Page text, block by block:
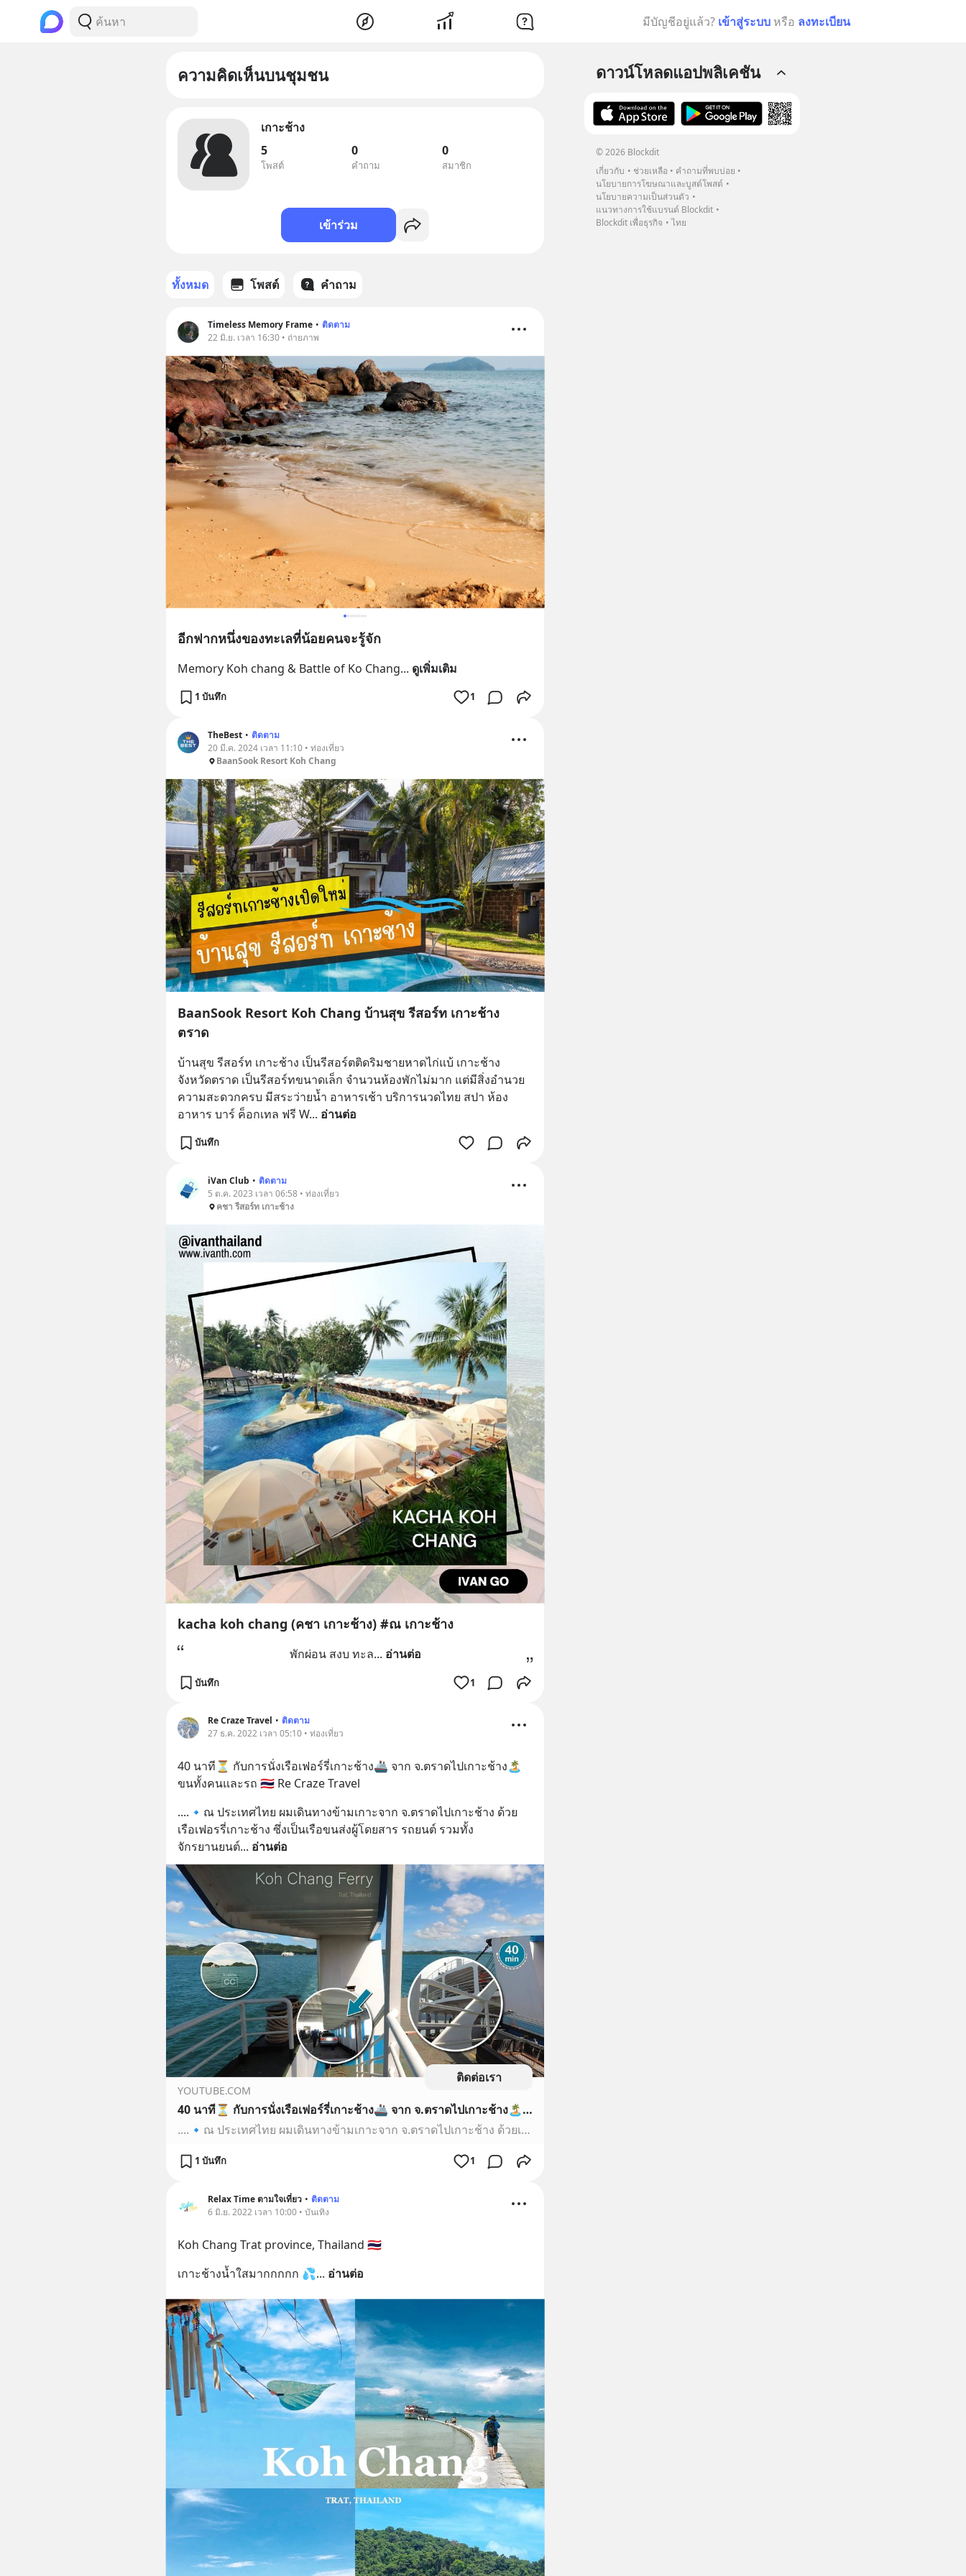
มีบัญชีอยู่แล้ว? เข้าสู่ระบบ หรือ ลงทะเบียน
ความคิดเห็นบนชุมชน
เกาะช้าง
5
โพสต์
0
คำถาม
0
สมาชิก
เข้าร่วม
ทั้งหมด โพสต์ คำถาม
Timeless Memory Frame • ติดตาม
22 มิ.ย. เวลา 16:30 • ถ่ายภาพ
อีกฟากหนึ่งของทะเลที่น้อยคนจะรู้จัก
Memory Koh chang & Battle of Ko Chang... ดูเพิ่มเติม
1 บันทึก 1
TheBest • ติดตาม
20 มี.ค. 2024 เวลา 11:10 • ท่องเที่ยว
BaanSook Resort Koh Chang
BaanSook Resort Koh Chang บ้านสุข รีสอร์ท เกาะช้าง
ตราด
บ้านสุข รีสอร์ท เกาะช้าง เป็นรีสอร์ตติดริมชายหาดไก่แบ้ เกาะช้าง
จังหวัดตราด เป็นรีสอร์ทขนาดเล็ก จำนวนห้องพักไม่มาก แต่มีสิ่งอำนวย
ความสะดวกครบ มีสระว่ายน้ำ อาหารเช้า บริการนวดไทย สปา ห้อง
อาหาร บาร์ ค็อกเทล ฟรี W... อ่านต่อ
บันทึก
iVan Club • ติดตาม
5 ต.ค. 2023 เวลา 06:58 • ท่องเที่ยว
คชา รีสอร์ท เกาะช้าง
kacha koh chang (คชา เกาะช้าง) #ณ เกาะช้าง
พักผ่อน สงบ ทะล... อ่านต่อ
บันทึก 1
Re Craze Travel • ติดตาม
27 ธ.ค. 2022 เวลา 05:10 • ท่องเที่ยว
40 นาที⏳ กับการนั่งเรือเฟอร์รี่เกาะช้าง🚢 จาก จ.ตราดไปเกาะช้าง🏝
ขนทั้งคนและรถ 🇹🇭 Re Craze Travel
....🔹ณ ประเทศไทย ผมเดินทางข้ามเกาะจาก จ.ตราดไปเกาะช้าง ด้วย
เรือเฟอรรี่เกาะช้าง ซึ่งเป็นเรือขนส่งผู้โดยสาร รถยนต์ รวมทั้ง
จักรยานยนต์... อ่านต่อ
ติดต่อเรา
YOUTUBE.COM
40 นาที⏳ กับการนั่งเรือเฟอร์รี่เกาะช้าง🚢 จาก จ.ตราดไปเกาะช้าง🏝 ขนทั้งคนและรถ 🇹🇭 Re Craze Travel
....🔹ณ ประเทศไทย ผมเดินทางข้ามเกาะจาก จ.ตราดไปเกาะช้าง ด้วยเรือเฟอรรี่เกาะช้าง ซึ่งเป็นเรือขนส่งผู้โดยสาร รถยนต์ รวมทั้งจักรยานยนต์....🔹วิวทะเลสวยมาก สำหรั...
1 บันทึก 1
Relax Time ตามใจเที่ยว • ติดตาม
6 มิ.ย. 2022 เวลา 10:00 • บันเทิง
Koh Chang Trat province, Thailand 🇹🇭
เกาะช้างน้ำใสมากกกกก 💦... อ่านต่อ
ดาวน์โหลดแอปพลิเคชัน
© 2026 Blockdit
เกี่ยวกับ
ช่วยเหลือ
คำถามที่พบบ่อย
นโยบายการโฆษณาและบูสต์โพสต์
นโยบายความเป็นส่วนตัว
แนวทางการใช้แบรนด์ Blockdit
Blockdit เพื่อธุรกิจ
ไทย